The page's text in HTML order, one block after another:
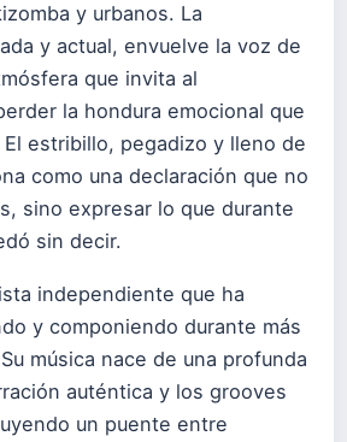
y urbanos. La
y actual, envuelve la voz de
que invita al
la hondura emocional que
estribillo, pegadizo y lleno de
como una declaración que no
sino expresar lo que durante
sin decir.
independiente que ha
y componiendo durante más
música nace de una profunda
auténtica y los grooves
un puente entre